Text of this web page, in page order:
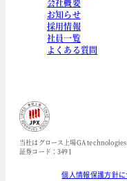
お知らせ
採用情報
社員一覧
よくある質問
当社はグロース上場GA technologies
証券コード：3491
個人情報保護方針